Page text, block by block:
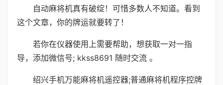
自动麻将机真有破绽！可惜多数人不知道。看到
这个文章，你的牌运就要转了！
若你在仪器使用上需要帮助，想获取一对一指
导，添加微信号; kkss8691 随时交流 。
绍兴手机万能麻将机遥控器;普通麻将机程序控牌